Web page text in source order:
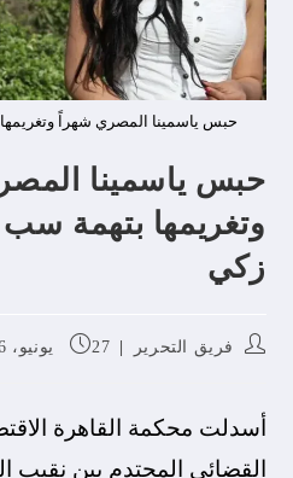
حبس ياسمينا المصري شهراً
حبس ياسمينا
وتغريمها بتهمة
زكي
فريق التحرير 27 يونيو، 2026
أسدلت محكمة القاهرة
القضائي المحتدم بين نقيب